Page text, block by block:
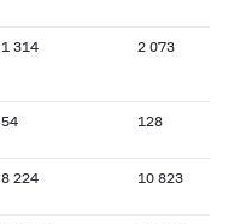
1 314 2 073
54 128
8 224 10 823